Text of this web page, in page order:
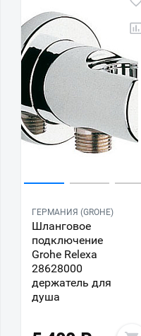
ГЕРМАНИЯ (GROHE)
Шланговое
подключение
Grohe Relexa
28628000
держатель для
душа